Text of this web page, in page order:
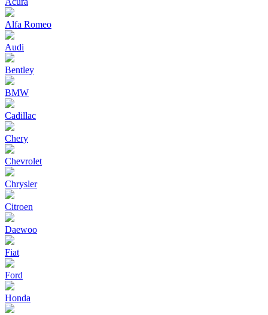
Alfa Romeo
Audi
Bentley
BMW
Cadillac
Chery
Chevrolet
Chrysler
Citroen
Daewoo
Fiat
Ford
Honda